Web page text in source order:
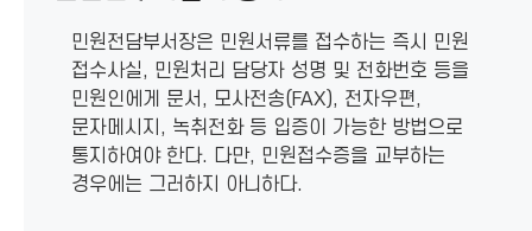
민원전담부서장은 민원서류를 접수하는 즉시 민원
접수사실, 민원처리 담당자 성명 및 전화번호 등을
민원인에게 문서, 모사전송(FAX), 전자우편,
문자메시지, 녹취전화 등 입증이 가능한 방법으로
통지하여야 한다. 다만, 민원접수증을 교부하는
경우에는 그러하지 아니하다.